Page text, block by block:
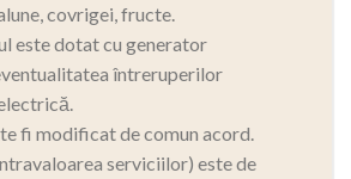
covrigei, fructe.
este dotat cu generator
întreruperilor
fi modificat de comun acord.
serviciilor) este de